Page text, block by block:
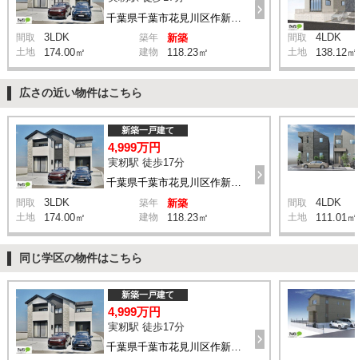
間取 3LDK 築年 新築
土地 174.00㎡ 建物 118.23㎡
間取 4LDK
土地 138.12㎡
広さの近い物件はこちら
千葉県千葉市花見川区作新台5丁目
新築一戸建て
4,999万円
実籾駅 徒歩17分
間取 3LDK 築年 新築
土地 174.00㎡ 建物 118.23㎡
間取 4LDK
土地 111.01㎡
同じ学区の物件はこちら
千葉県千葉市花見川区作新台5丁目
新築一戸建て
4,999万円
実籾駅 徒歩17分